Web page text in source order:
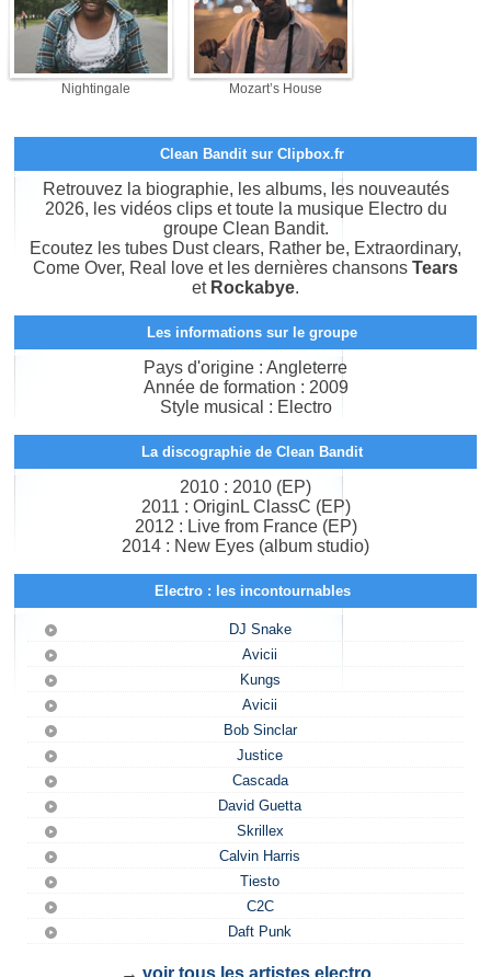
Nightingale Mozart’s House
Clean Bandit sur Clipbox.fr
Retrouvez la biographie, les albums, les nouveautés
2026, les vidéos clips et toute la musique Electro du
groupe Clean Bandit.
Ecoutez les tubes Dust clears, Rather be, Extraordinary,
Come Over, Real love et les dernières chansons Tears
et Rockabye.
Les informations sur le groupe
Pays d'origine : Angleterre
Année de formation : 2009
Style musical : Electro
La discographie de Clean Bandit
2010 : 2010 (EP)
2011 : OriginL ClassC (EP)
2012 : Live from France (EP)
2014 : New Eyes (album studio)
Electro : les incontournables
DJ Snake
Avicii
Kungs
Avicii
Bob Sinclar
Justice
Cascada
David Guetta
Skrillex
Calvin Harris
Tiesto
C2C
Daft Punk
→ voir tous les artistes electro